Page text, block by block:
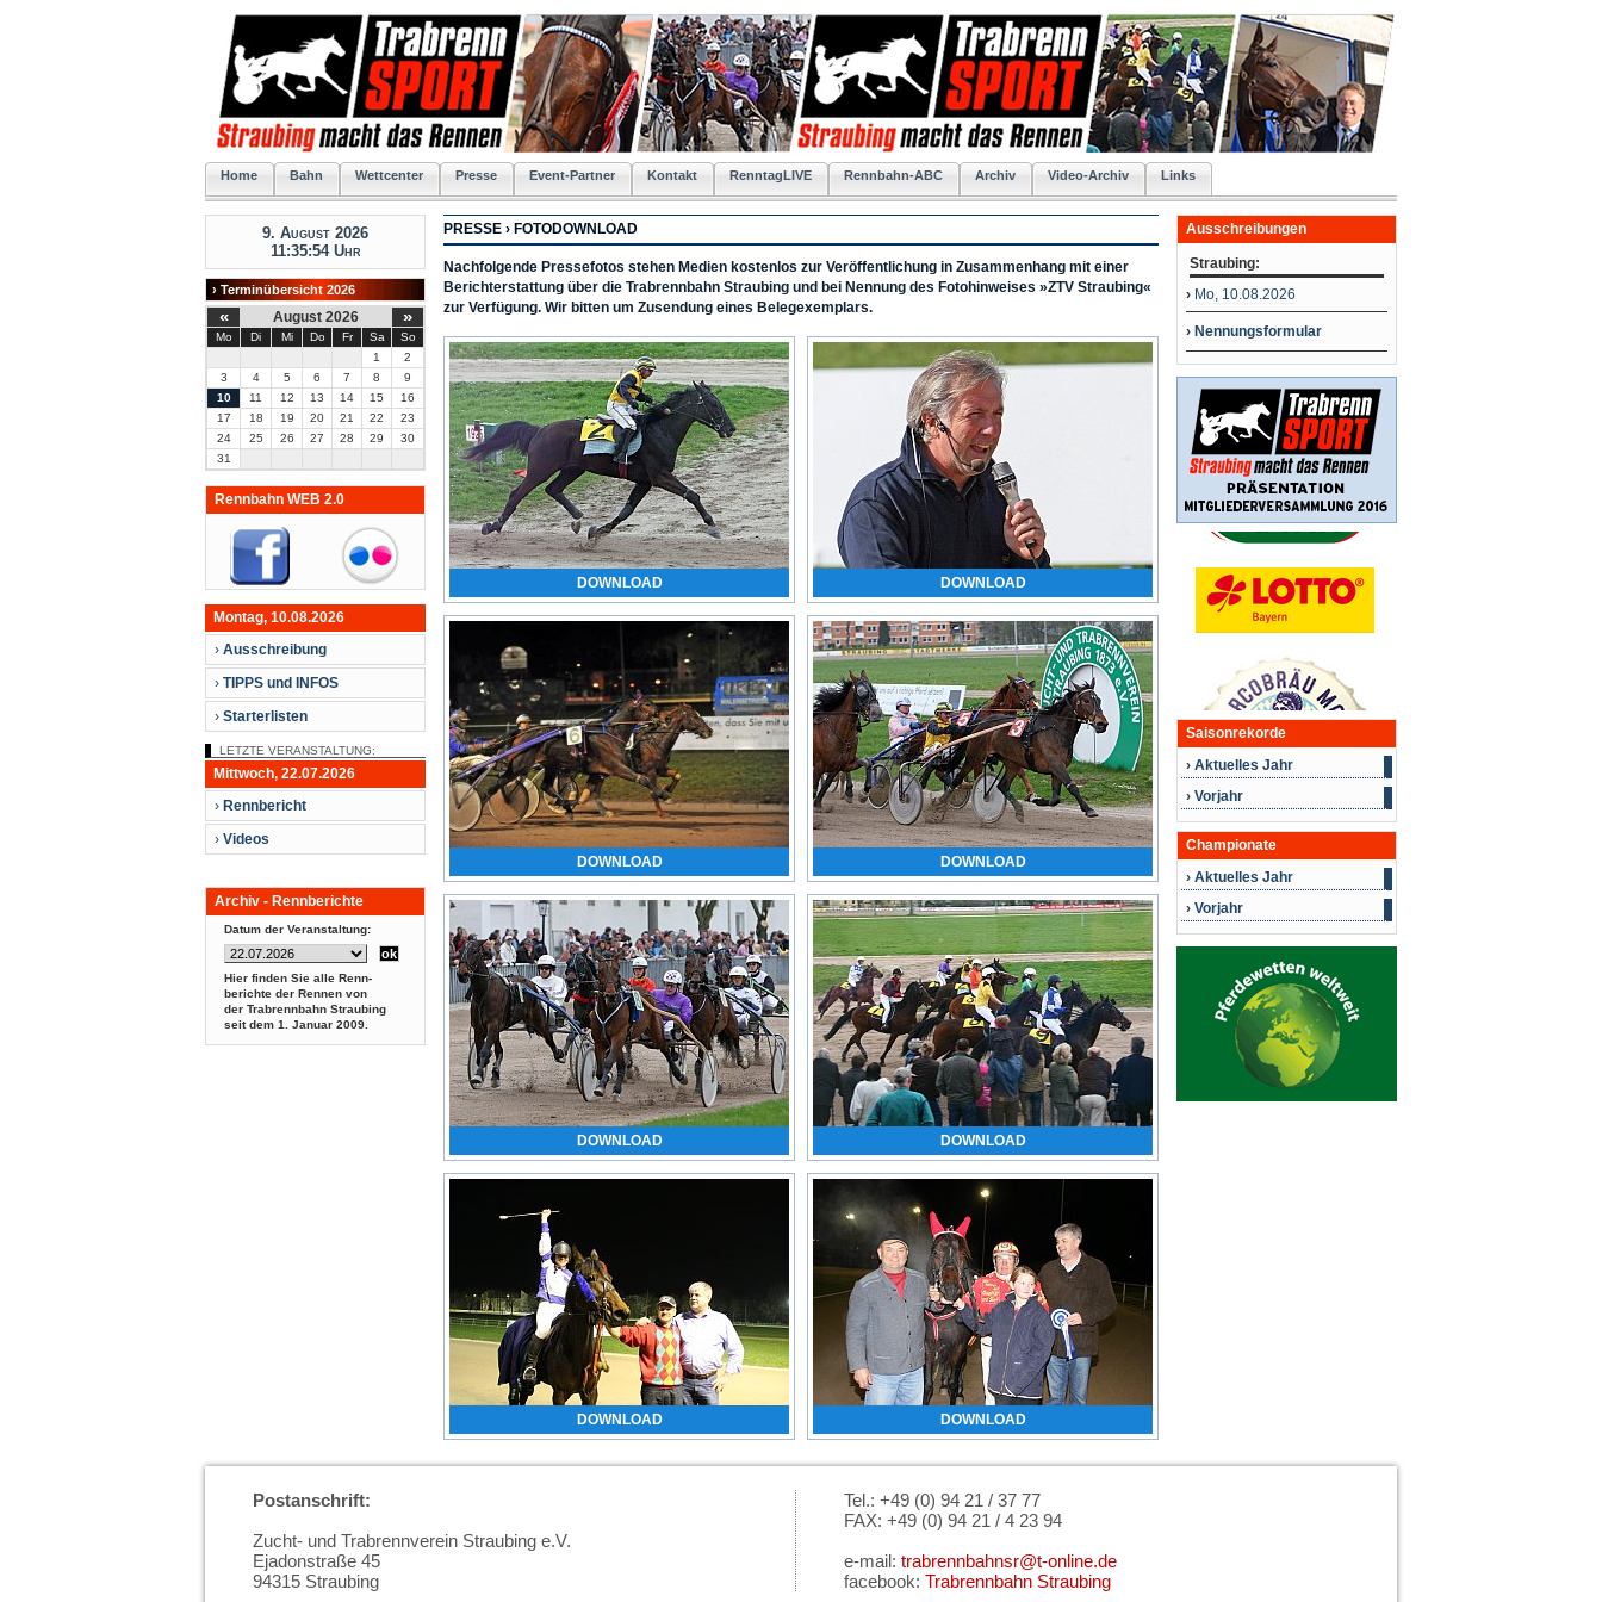
Home Bahn Wettcenter Presse Event-Partner Kontakt RenntagLIVE Rennbahn-ABC Archiv Video-Archiv Links
9. August 2026
11:35:55 Uhr
› Terminübersicht 2026
« August 2026 »
Mo Di Mi Do Fr Sa
So
1
2
3
4 5 6 7 8
9
10
11 12 13 14 15
16
17
18 19 20 21 22
23
24
25 26 27 28 29
30
31
Rennbahn WEB 2.0
Montag, 10.08.2026
› Ausschreibung
› TIPPS und INFOS
› Starterlisten
LETZTE VERANSTALTUNG:
Mittwoch, 22.07.2026
› Rennbericht
› Videos
Archiv - Rennberichte
Datum der Veranstaltung:
Hier finden Sie alle Renn-
berichte der Rennen von
der Trabrennbahn Straubing
seit dem 1. Januar 2009.
PRESSE › FOTODOWNLOAD
Nachfolgende Pressefotos stehen Medien kostenlos zur Veröffentlichung in Zusammenhang mit einer
Berichterstattung über die Trabrennbahn Straubing und bei Nennung des Fotohinweises »ZTV Straubing«
zur Verfügung. Wir bitten um Zusendung eines Belegexemplars.
DOWNLOAD DOWNLOAD
DOWNLOAD DOWNLOAD
DOWNLOAD DOWNLOAD
DOWNLOAD DOWNLOAD
Ausschreibungen
Straubing:
› Mo, 10.08.2026
› Nennungsformular
Saisonrekorde
› Aktuelles Jahr
› Vorjahr
Championate
› Aktuelles Jahr
› Vorjahr
Postanschrift:
Zucht- und Trabrennverein Straubing e.V.
Ejadonstraße 45
94315 Straubing
Tel.: +49 (0) 94 21 / 37 77
FAX: +49 (0) 94 21 / 4 23 94
e-mail: trabrennbahnsr@t-online.de
facebook: Trabrennbahn Straubing